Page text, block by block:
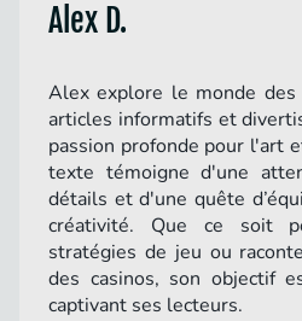
Alex D.
Alex explore le monde des
articles informatifs et
passion profonde pour l'art
texte témoigne d'une
détails et d'une quête
créativité. Que ce soit
stratégies de jeu ou
des casinos, son objectif
captivant ses lecteurs.